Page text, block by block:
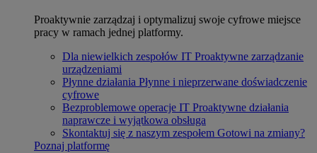
Proaktywnie zarządzaj i optymalizuj swoje cyfrowe miejsce
pracy w ramach jednej platformy.
Dla niewielkich zespołów IT Proaktywne zarządzanie
urządzeniami
Płynne działania Płynne i nieprzerwane doświadczenie
cyfrowe
Bezproblemowe operacje IT Proaktywne działania
naprawcze i wyjątkowa obsługa
Skontaktuj się z naszym zespołem Gotowi na zmiany?
Poznaj platformę